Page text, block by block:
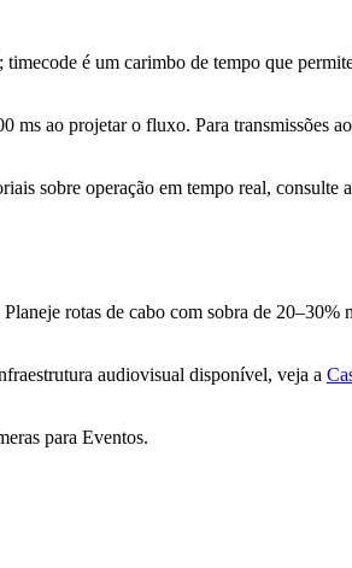
é um carimbo de tempo que
ms ao projetar o fluxo. Para transmissões
sobre operação em tempo real, consulte
rotas de cabo com sobra de 20–30%
audiovisual disponível, veja a
para Eventos.